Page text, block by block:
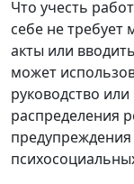
Что учесть
себе не
акты или
может
руководство или
распределения